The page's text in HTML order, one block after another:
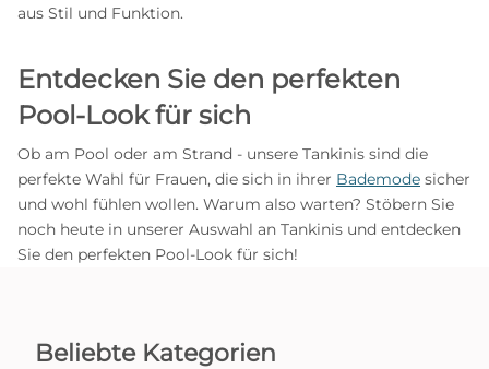
aus Stil und Funktion.
Entdecken Sie den perfekten
Pool-Look für sich
Ob am Pool oder am Strand - unsere Tankinis sind die
perfekte Wahl für Frauen, die sich in ihrer Bademode sicher
und wohl fühlen wollen. Warum also warten? Stöbern Sie
noch heute in unserer Auswahl an Tankinis und entdecken
Sie den perfekten Pool-Look für sich!
Beliebte Kategorien